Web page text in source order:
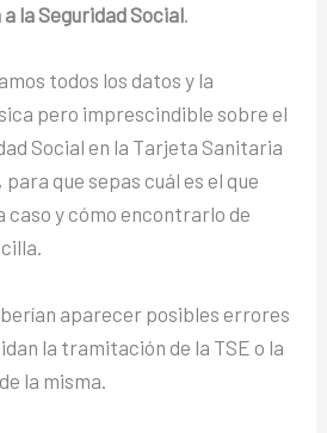
la Seguridad Social.
todos los datos y la
pero imprescindible sobre el
Social en la Tarjeta Sanitaria
que sepas cuál es el que
caso y cómo encontrarlo de
aparecer posibles errores
la tramitación de la TSE o la
la misma.